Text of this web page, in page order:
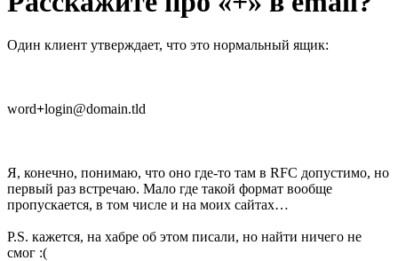
Один клиент утверждает, что это нормальный ящик:
word+login@domain.tld
Я, конечно, понимаю, что оно где-то там в RFC допустимо, но
первый раз встречаю. Мало где такой формат вообще
пропускается, в том числе и на моих сайтах…
P.S. кажется, на хабре об этом писали, но найти ничего не
смог :(